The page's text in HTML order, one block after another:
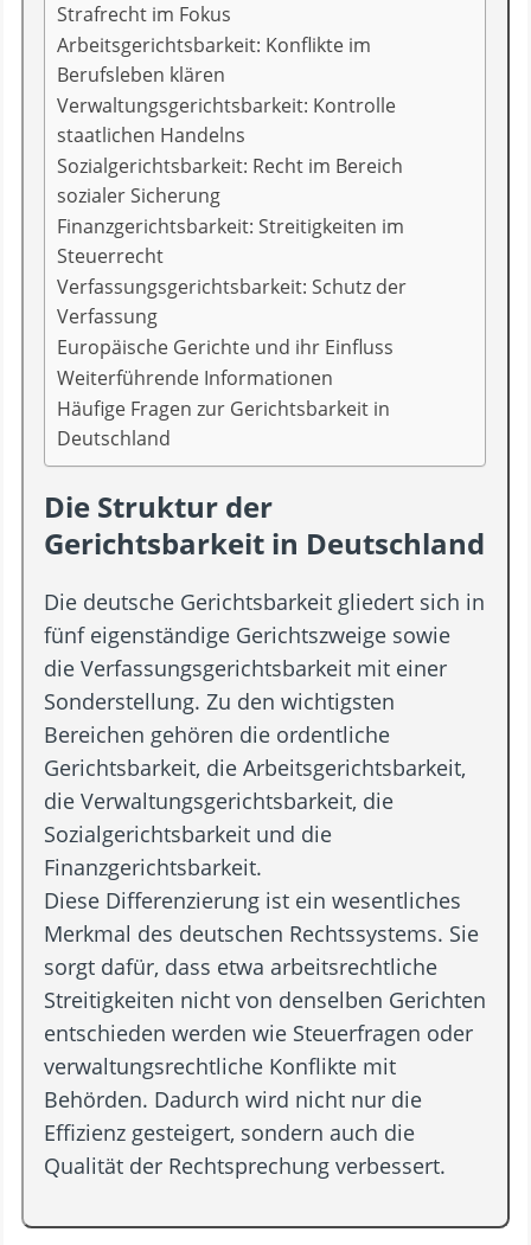
Strafrecht im Fokus
Arbeitsgerichtsbarkeit: Konflikte im
Berufsleben klären
Verwaltungsgerichtsbarkeit: Kontrolle
staatlichen Handelns
Sozialgerichtsbarkeit: Recht im Bereich
sozialer Sicherung
Finanzgerichtsbarkeit: Streitigkeiten im
Steuerrecht
Verfassungsgerichtsbarkeit: Schutz der
Verfassung
Europäische Gerichte und ihr Einfluss
Weiterführende Informationen
Häufige Fragen zur Gerichtsbarkeit in
Deutschland
Die Struktur der
Gerichtsbarkeit in Deutschland
Die deutsche Gerichtsbarkeit gliedert sich in
fünf eigenständige Gerichtszweige sowie
die Verfassungsgerichtsbarkeit mit einer
Sonderstellung. Zu den wichtigsten
Bereichen gehören die ordentliche
Gerichtsbarkeit, die Arbeitsgerichtsbarkeit,
die Verwaltungsgerichtsbarkeit, die
Sozialgerichtsbarkeit und die
Finanzgerichtsbarkeit.
Diese Differenzierung ist ein wesentliches
Merkmal des deutschen Rechtssystems. Sie
sorgt dafür, dass etwa arbeitsrechtliche
Streitigkeiten nicht von denselben Gerichten
entschieden werden wie Steuerfragen oder
verwaltungsrechtliche Konflikte mit
Behörden. Dadurch wird nicht nur die
Effizienz gesteigert, sondern auch die
Qualität der Rechtsprechung verbessert.